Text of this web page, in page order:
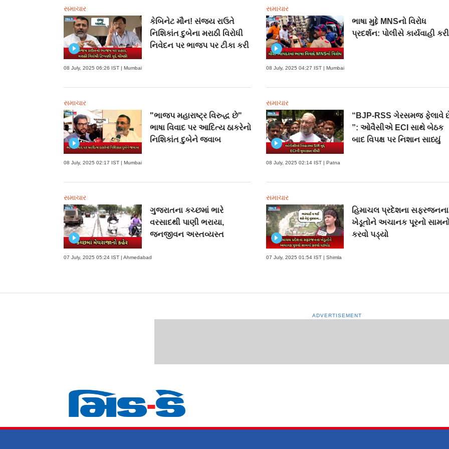
સમાચાર
કેબિનેટ મૌન! સંજય રાઉતે
નિશિકાંત દુબેના મરાઠી વિરોધી
નિવેદન પર ભાજપ પર ટીકા કરી
08 July, 2025 06:26 IST | Mumbai
સમાચાર
ભાષા મુદ્દે MNSનો વિરોધ
પ્રદર્શન: પોલીસે કાર્યવાહી કરી
08 July, 2025 04:27 IST | Mumbai
સમાચાર
"ભાજપ મહારાષ્ટ્ર વિરુદ્ધ છે"
ભાષા વિવાદ પર આદિત્ય ઠાકરેનો
નિશિકાંત દુબેને જવાબ
08 July, 2025 02:17 IST | Mumbai
સમાચાર
“BJP-RSS ગેરસમજ ફેલાવે
”: ઓવૈસીએ ECI સાથે બેઠક
બાદ વિપક્ષ પર નિશાન સાધ્યું
08 July, 2025 02:14 IST | Patna
સમાચાર
ગુજરાતના કચ્છમાં ભારે
વરસાદથી પાણી ભરાયા,
જનજીવન અસ્તવ્યસ્ત
07 July, 2025 05:24 IST | Ahmedabad
સમાચાર
હિમાચલ પ્રદેશના સફરજનના
ખેડૂતોને અચાનક પૂરનો
કરવો પડ્યો
07 July, 2025 01:54 IST | Shimla
ADVERTISEMENT